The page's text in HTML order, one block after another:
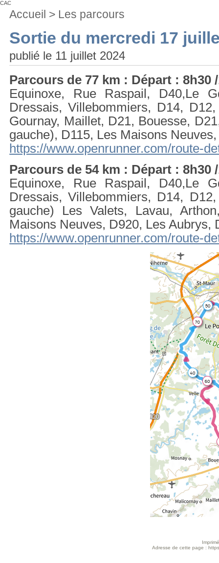
CAC
Vous
êtes
:
Accueil > Les parcours
Sortie du mercredi 17
publié le 11 juillet 2024
Parcours de 77 km : Départ : 8h30
Equinoxe, Rue Raspail, D40,Le
Dressais, Villebommiers, D14,
Gournay, Maillet, D21, Bouesse,
gauche), D115, Les Maisons
https://www.openrunner.com/route-
Parcours de 54 km : Départ : 8h30
Equinoxe, Rue Raspail, D40,Le
Dressais, Villebommiers, D14,
gauche) Les Valets, Lavau,
Maisons Neuves, D920, Les Aubrys,
https://www.openrunner.com/route-
Adresse de cette page :